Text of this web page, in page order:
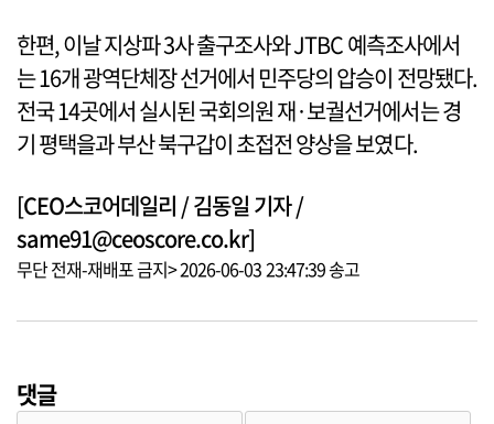
한편, 이날 지상파 3사 출구조사와 JTBC 예측조사에서
는 16개 광역단체장 선거에서 민주당의 압승이 전망됐다.
전국 14곳에서 실시된 국회의원 재·보궐선거에서는 경
기 평택을과 부산 북구갑이 초접전 양상을 보였다.
[CEO스코어데일리 / 김동일 기자 /
same91@ceoscore.co.kr]
무단 전재-재배포 금지> 2026-06-03 23:47:39 송고
댓글